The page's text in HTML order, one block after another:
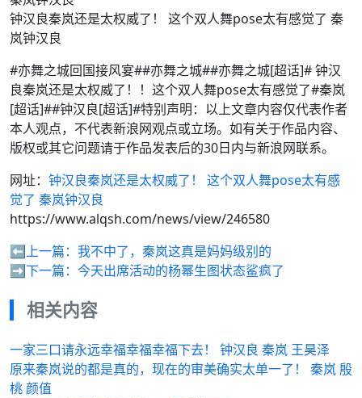
钟汉良秦岚还是太权威了！ 这个双人舞pose太有感觉了 秦
岚钟汉良
#亦舞之城回国接风宴##亦舞之城##亦舞之城[超话]# 钟汉
良秦岚还是太权威了！！这个双人舞pose太有感觉了#秦岚
[超话]##钟汉良[超话]#特别声明：以上文章内容仅代表作者
本人观点，不代表新浪网观点或立场。如有关于作品内容、
版权或其它问题请于作品发表后的30日内与新浪网联系。
网址： 钟汉良秦岚还是太权威了！ 这个双人舞pose太有感
觉了 秦岚钟汉良
https://www.alqsh.com/news/view/246580
⬅️上一篇： 我不中了，秦岚这真是妈妈级别的
➡️下一篇： 今天出席活动的杨幂生图状态鲨疯了
相关内容
一家三口请永远幸福幸福幸福下去！ 钟汉良 秦岚 王昊泽
原来秦岚说的都是真的，现在的审美确实太单一了！ 秦岚 殷
桃 颜值